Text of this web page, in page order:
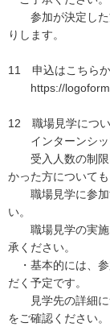
参加が決定した
りします。
11 申込はこちら
https://
12 職場見学につ
インターンシッ
受入人数の制限
かった方についても
職場見学に参加
い。
職場見学の実施
承ください。
・基本的には、参
だく予定です。
見学先の詳細に
をご確認ください。